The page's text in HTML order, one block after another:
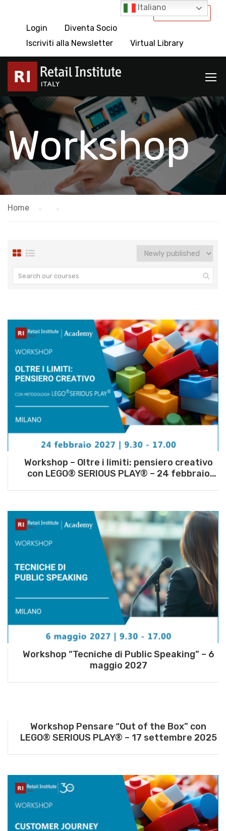
International
Login
Diventa Socio
Iscriviti alla Newsletter
Virtual Library
Workshop
Home
Workshop – Oltre i limiti: pensiero creativo
con LEGO® SERIOUS PLAY® – 24 febbraio
Workshop “Tecniche di Public Speaking” – 6
maggio 2027
Workshop Pensare “Out of the Box” con
LEGO® SERIOUS PLAY® – 17 settembre 2025
Italiano